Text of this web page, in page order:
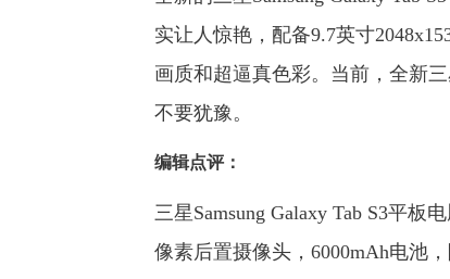
实让人惊艳，配备9.7英寸
画质和超逼真色彩。当前，全新三
不要犹豫。
编辑点评：
三星Samsung Galaxy Tab S3平板
像素后置摄像头，6000mAh电池